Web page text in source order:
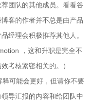
团队的其他成员。看看谷
客的作者并不总是由产品
经理会积极推荐其他人。
，这和升职是完全不
考核紧密相关的。）
可能会更好，但请你不要
导汇报的内容和给团队中